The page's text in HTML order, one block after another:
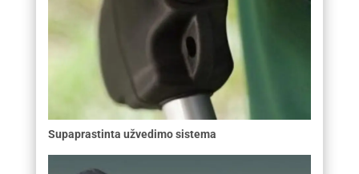
Supaprastinta užvedimo sistema